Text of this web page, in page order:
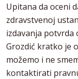
Upitana da oceni
zdravstvenoj
izdavanja potvrda
Grozdić kratko je
možemo i ne
kontaktirati